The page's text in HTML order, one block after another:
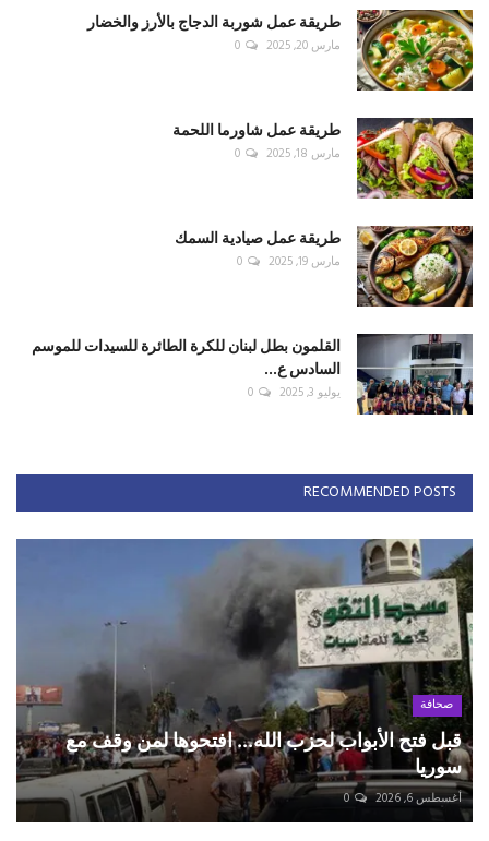
طريقة عمل شوربة الدجاج بالأرز والخضار
مارس 20, 2025 0
طريقة عمل شاورما اللحمة
مارس 18, 2025 0
طريقة عمل صيادية السمك
مارس 19, 2025 0
القلمون بطل لبنان للكرة الطائرة للسيدات للموسم
السادس ع...
يوليو 3, 2025 0
RECOMMENDED POSTS
صحافة
قبل فتح الأبواب لحزب الله... افتحوها لمن وقف مع
سوريا
أغسطس 6, 2026 0